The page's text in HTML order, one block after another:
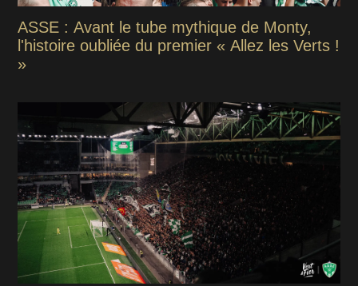
ASSE : Avant le tube mythique de Monty,
l'histoire oubliée du premier « Allez les Verts !
»